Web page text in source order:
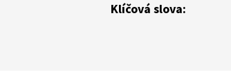
Klíčová slova: